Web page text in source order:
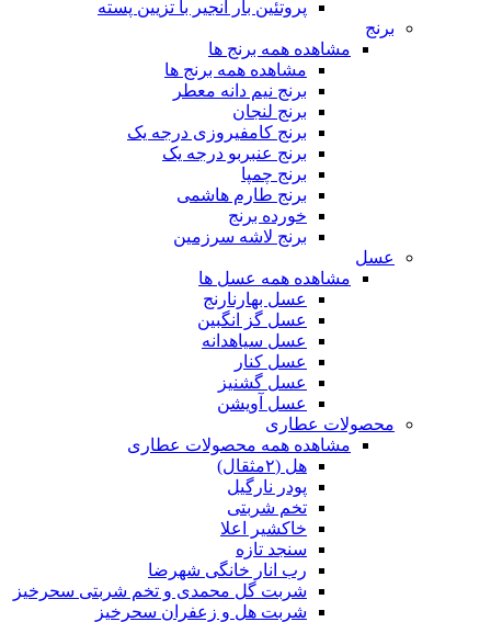
پروتئین بار انجیر با تزیین پسته
برنج
مشاهده همه برنج ها
مشاهده همه برنج ها
برنج نیم دانه معطر
برنج لنجان
برنج کامفیروزی درجه یک
برنج عنبربو درجه یک
برنج چمپا
برنج طارم هاشمی
خورده برنج
برنج لاشه سرزمین
عسل
مشاهده همه عسل ها
عسل بهارنارنج
عسل گز انگبین
عسل سیاهدانه
عسل کنار
عسل گشنیز
عسل آویشن
محصولات عطاری
مشاهده همه محصولات عطاری
هل (۲مثقال)
پودر نارگیل
تخم شربتی
خاکشیر اعلا
سنجد تازه
رب انار خانگی شهرضا
شربت گل محمدی و تخم شربتی سحرخیز
شربت هل و زعفران سحرخیز